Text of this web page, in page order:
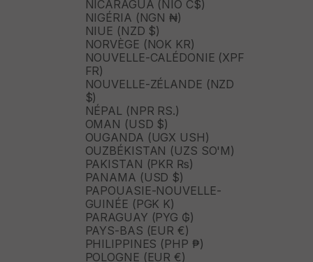
NICARAGUA (NIO C$)
NIGÉRIA (NGN ₦)
NIUE (NZD $)
NORVÈGE (NOK KR)
NOUVELLE-CALÉDONIE (XPF
FR)
NOUVELLE-ZÉLANDE (NZD
$)
NÉPAL (NPR RS.)
OMAN (USD $)
OUGANDA (UGX USH)
OUZBÉKISTAN (UZS SO'M)
PAKISTAN (PKR ₨)
PANAMA (USD $)
PAPOUASIE-NOUVELLE-
GUINÉE (PGK K)
PARAGUAY (PYG ₲)
PAYS-BAS (EUR €)
PHILIPPINES (PHP ₱)
POLOGNE (EUR €)